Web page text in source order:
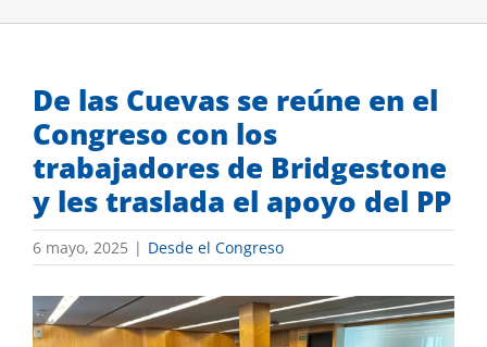
De las Cuevas se reúne en el
Congreso con los
trabajadores de Bridgestone
y les traslada el apoyo del PP
6 mayo, 2025 | Desde el Congreso
Ver
imagen